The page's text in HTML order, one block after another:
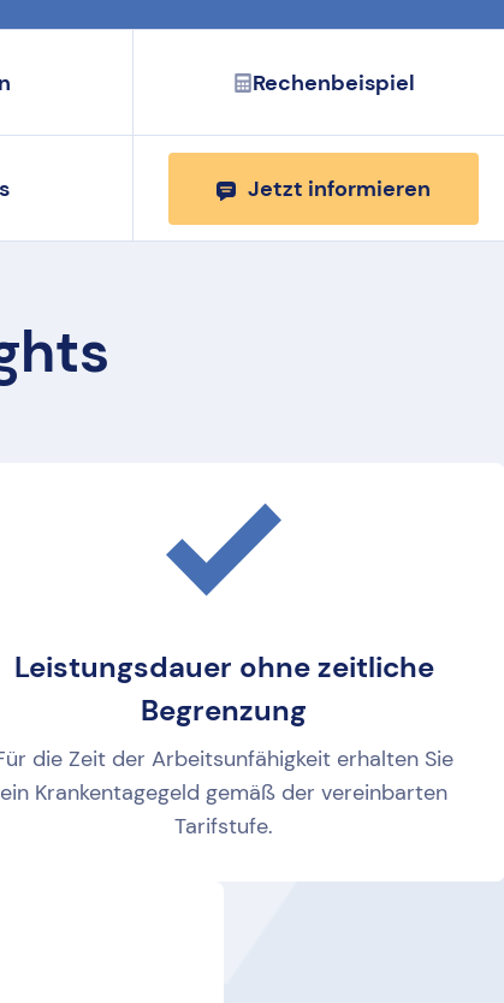
Rechenbeispiel
Jetzt informieren
Leistungsdauer ohne zeitliche
Begrenzung
die Zeit der Arbeitsunfähigkeit erhalten Sie
ein Krankentagegeld gemäß der vereinbarten
Tarifstufe.